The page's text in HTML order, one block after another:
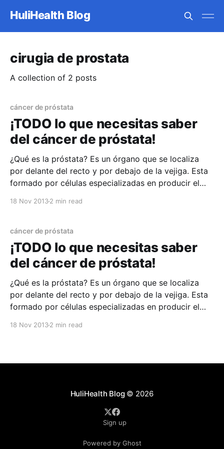
HuliHealth Blog
cirugia de prostata
A collection of 2 posts
cáncer de próstata
¡TODO lo que necesitas saber
del cáncer de próstata!
¿Qué es la próstata? Es un órgano que se localiza
por delante del recto y por debajo de la vejiga. Esta
formado por células especializadas en producir el
18 Nov 20132 min read
cáncer de próstata
¡TODO lo que necesitas saber
del cáncer de próstata!
¿Qué es la próstata? Es un órgano que se localiza
por delante del recto y por debajo de la vejiga. Esta
formado por células especializadas en producir el
18 Nov 20132 min read
HuliHealth Blog© 2026
Sign up
Powered by Ghost